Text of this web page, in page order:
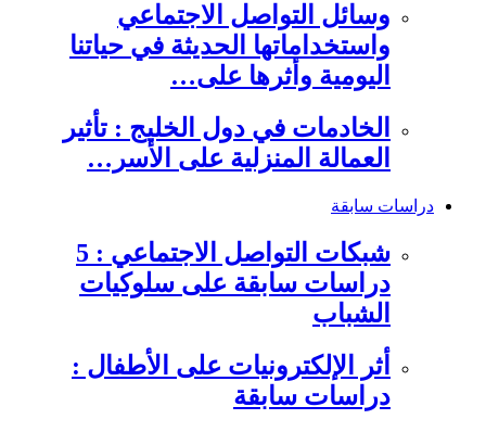
وسائل التواصل الاجتماعي
واستخداماتها الحديثة في حياتنا
اليومية وأثرها على…
الخادمات في دول الخليج : تأثير
العمالة المنزلية على الأسر…
دراسات سابقة
شبكات التواصل الاجتماعي : 5
دراسات سابقة على سلوكيات
الشباب
أثر الإلكترونيات على الأطفال :
دراسات سابقة